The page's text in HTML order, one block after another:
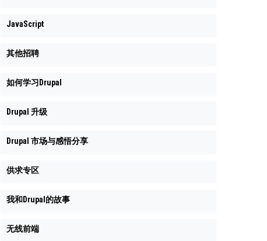
JavaScript
其他招聘
如何学习Drupal
Drupal 升级
Drupal 市场与感悟分享
供求专区
我和Drupal的故事
无线前端